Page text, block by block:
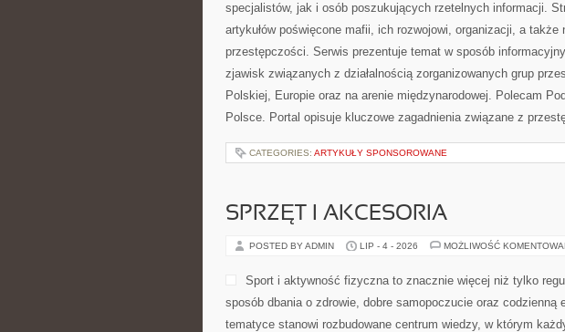
specjalistów, jak i osób poszukujących rzetelnych informacji.
artykułów poświęcone mafii, ich rozwojowi, organizacji, a także
przestępczości. Serwis prezentuje temat w sposób
zjawisk związanych z działalnością zorganizowanych grup
Polskiej, Europie oraz na arenie międzynarodowej. Polecam
Polsce. Portal opisuje kluczowe zagadnienia związane z
CATEGORIES: ARTYKUŁY SPONSOROWANE
SPRZĘT I AKCESORIA
POSTED BY ADMIN LIP - 4 - 2026 MOŻLIWOŚĆ
Sport i aktywność fizyczna to znacznie więcej niż tylko
sposób dbania o zdrowie, dobre samopoczucie oraz codzienną
tematyce stanowi rozbudowane centrum wiedzy, w którym